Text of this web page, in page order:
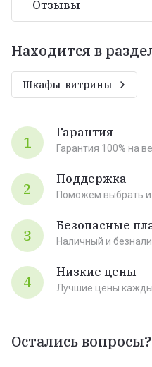
Отзывы
Находится в
Шкафы-витрины
1
Гарантия
Гарантия 100% на
2
Поддержка
Поможем выбрать
3
Безопасные
Наличный и
4
Низкие цены
Лучшие цены
Остались